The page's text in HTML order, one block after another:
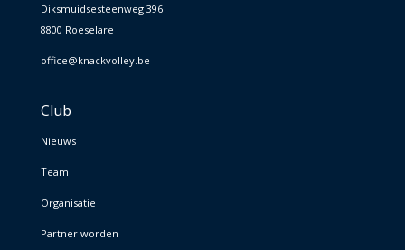
Diksmuidsesteenweg 396
8800 Roeselare
office@knackvolley.be
Club
Nieuws
Team
Organisatie
Partner worden